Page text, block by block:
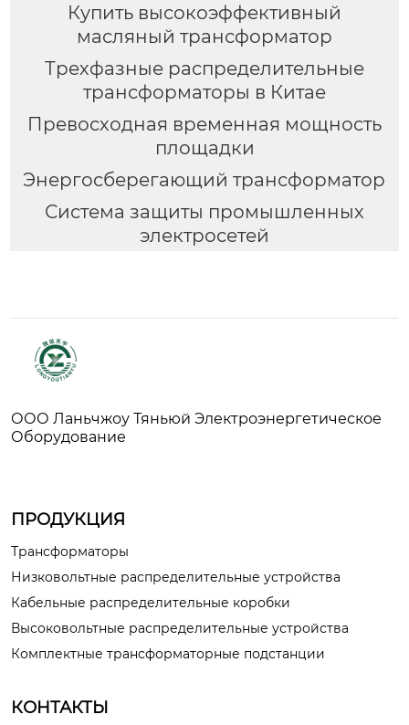
Купить высокоэффективный
масляный трансформатор
Трехфазные распределительные
трансформаторы в Китае
Превосходная временная мощность
площадки
Энергосберегающий трансформатор
Система защиты промышленных
электросетей
ООО Ланьчжоу Тяньюй Электроэнергетическое
Оборудование
ПРОДУКЦИЯ
Трансформаторы
Низковольтные распределительные устройства
Кабельные распределительные коробки
Высоковольтные распределительные устройства
Комплектные трансформаторные подстанции
КОНТАКТЫ